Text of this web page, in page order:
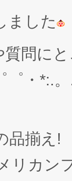
ました
問に
゜・*:.
品揃え!
リカン